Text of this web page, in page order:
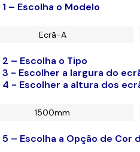
1 – Escolha o Modelo
Ecrã-A
2 – Escolha o Tipo
3 - Escolher a largura do
4 - Escolher a altura dos
1500mm
5 – Escolha a Opção de Cor